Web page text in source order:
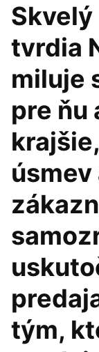
tvrdia
miluje
pre ňu
tým,